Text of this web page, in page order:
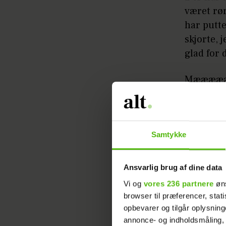
Samtykke
Ansvarlig brug af dine data
Vi og vores 236 partnere
browser til præferencer,
opbevarer og tilgår
annonce- og
været
har
skjorte,
glad for
Jeg
blush